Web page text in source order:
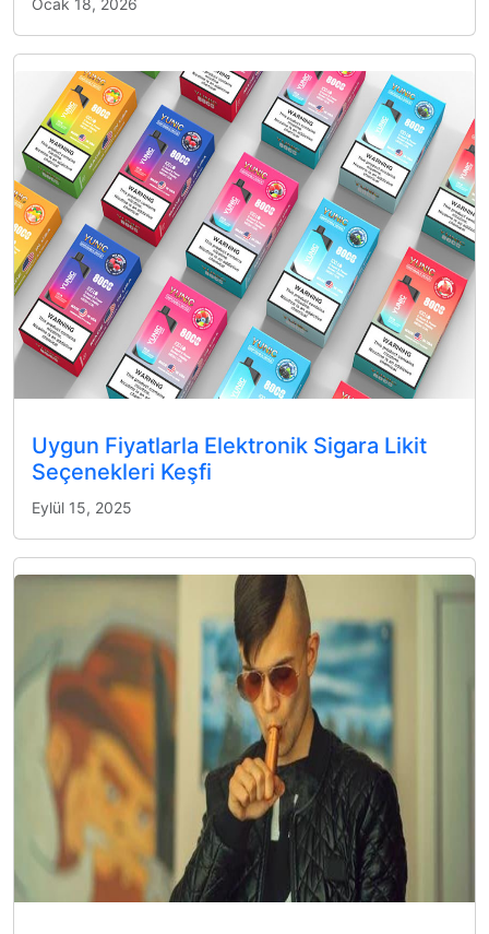
Uygun Fiyatlarla Elektronik Sigara Likit
Seçenekleri Keşfi
Eylül 15, 2025